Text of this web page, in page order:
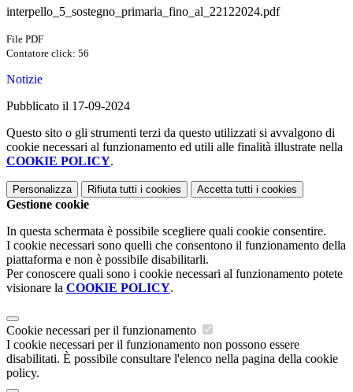
interpello_5_sostegno_primaria_fino_al_22122024.pdf
File PDF
Contatore click: 56
Notizie
Pubblicato il 17-09-2024
Questo sito o gli strumenti terzi da questo utilizzati si avvalgono di
cookie necessari al funzionamento ed utili alle finalità illustrate nella
COOKIE POLICY.
Personalizza Rifiuta tutti i cookies Accetta tutti i cookies
Gestione cookie
In questa schermata è possibile scegliere quali cookie consentire.
I cookie necessari sono quelli che consentono il funzionamento della
piattaforma e non è possibile disabilitarli.
Per conoscere quali sono i cookie necessari al funzionamento potete
visionare la COOKIE POLICY.
Cookie necessari per il funzionamento
I cookie necessari per il funzionamento non possono essere
disabilitati. È possibile consultare l'elenco nella pagina della cookie
policy.